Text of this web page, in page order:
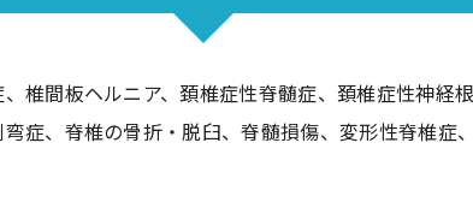
椎間板ヘルニア、頚椎症性脊髄症、頚椎症性神経
症、脊椎の骨折・脱臼、脊髄損傷、変形性脊椎症